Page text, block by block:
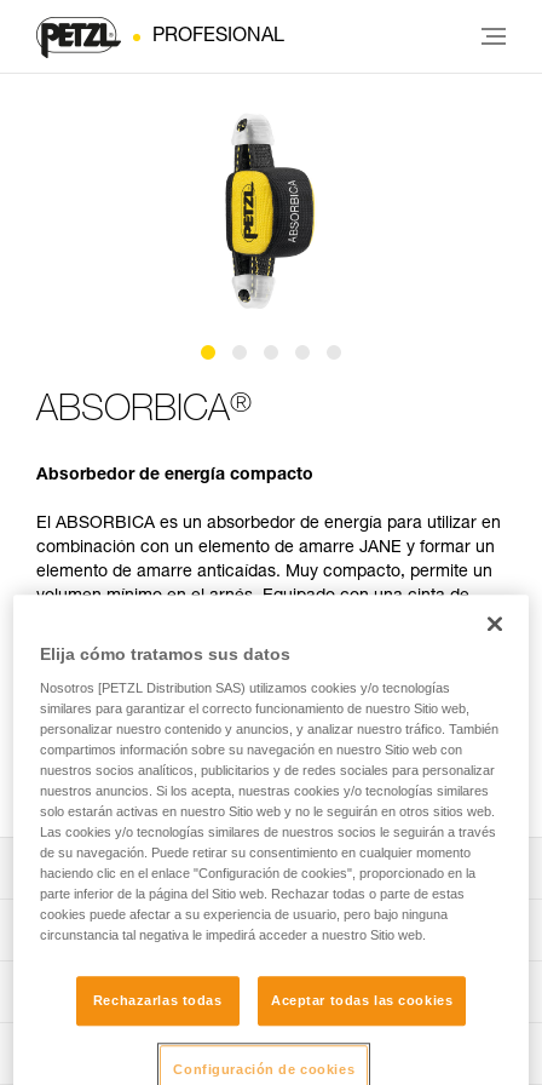
PROFESIONAL
ABSORBICA®
Absorbedor de energía compacto
El ABSORBICA es un absorbedor de energía para utilizar en
combinación con un elemento de amarre JANE y formar un
elemento de amarre anticaídas. Muy compacto, permite un
volumen mínimo en el arnés. Equipado con una cinta de
está protegido de la abrasión, permitiendo a la vez las
revisiones periódicas.
¿Necesita calcular la distancia de seguridad?
ACCEDER AL MÓDULO DE DISTANCIA DE SEGURIDAD
Descripción
Diseñado para ser utilizado en combinación con un
elemento de amarre JANE-I o JANE-Y para formar un
de dos metros.
Absorbe la energía en caso de caída:
- Desgarro progresivo de la cinta del absorbedor de
energía que limita la fuerza de choque soportada por el
Características técnicas
Certificaciones: CE EN 355
Información técnica
Elija cómo tratamos sus datos
Nosotros [PETZL Distribution SAS) utilizamos cookies y/o tecnologías
similares para garantizar el correcto funcionamiento de nuestro Sitio web,
personalizar nuestro contenido y anuncios, y analizar nuestro tráfico. También
compartimos información sobre su navegación en nuestro Sitio web con
nuestros socios analíticos, publicitarios y de redes sociales para personalizar
nuestros anuncios. Si los acepta, nuestras cookies y/o tecnologías similares
solo estarán activas en nuestro Sitio web y no le seguirán en otros sitios web.
Las cookies y/o tecnologías similares de nuestros socios le seguirán a través
de su navegación. Puede retirar su consentimiento en cualquier momento
haciendo clic en el enlace "Configuración de cookies", proporcionado en la
parte inferior de la página del Sitio web. Rechazar todas o parte de estas
cookies puede afectar a su experiencia de usuario, pero bajo ninguna
circunstancia tal negativa le impedirá acceder a nuestro Sitio web.
Rechazarlas todas Aceptar todas las cookies
Configuración de cookies